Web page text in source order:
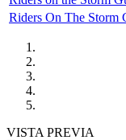
Riders On The Storm
VISTA PREVIA